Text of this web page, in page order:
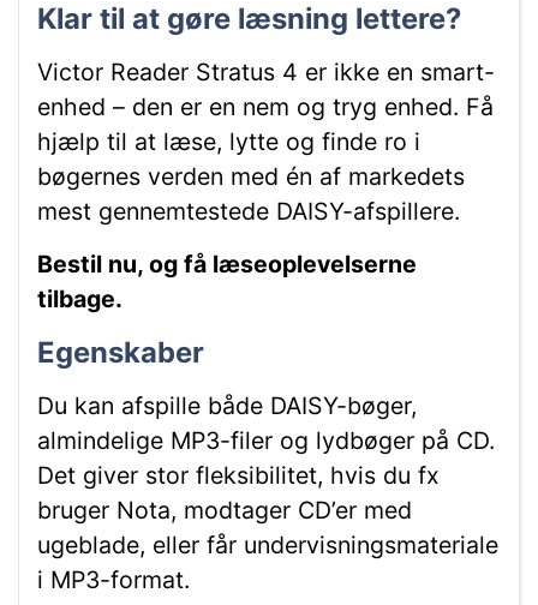
Klar til at gøre læsning lettere?
Victor Reader Stratus 4 er ikke en smart-
enhed – den er en nem og tryg enhed. Få
hjælp til at læse, lytte og finde ro i
bøgernes verden med én af markedets
mest gennemtestede DAISY-afspillere.
Bestil nu, og få læseoplevelserne
tilbage.
Egenskaber
Du kan afspille både DAISY-bøger,
almindelige MP3-filer og lydbøger på CD.
Det giver stor fleksibilitet, hvis du fx
bruger Nota, modtager CD’er med
ugeblade, eller får undervisningsmateriale
i MP3-format.